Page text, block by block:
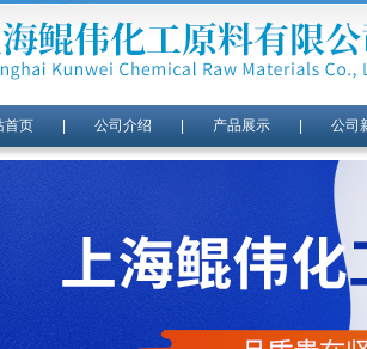
首页| 公司介绍 产品展示| 公司